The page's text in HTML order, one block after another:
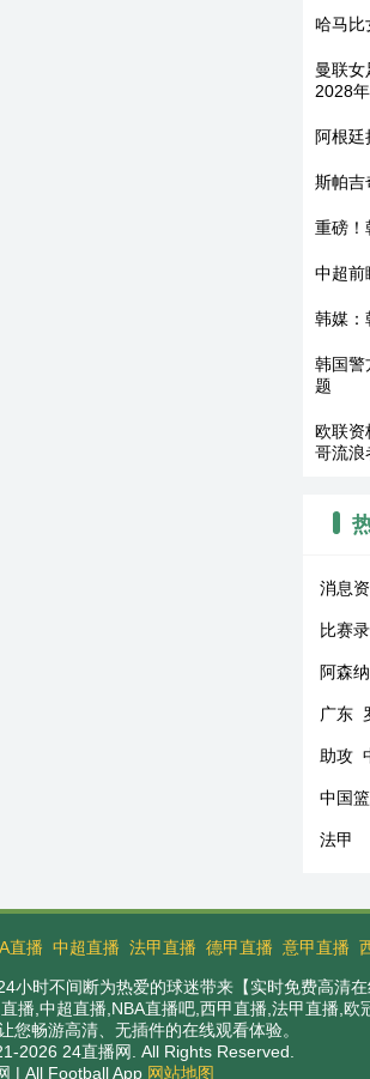
哈马比
曼联女
2028年
阿根廷
斯帕吉
重磅！
中超前
韩媒：
韩国警
题
欧联资
哥流浪
消息
比赛
阿森纳
广东
助攻
中国
法甲
直播 中超直播 法甲直播 德甲直播 意甲直播
时不间断为热爱的球迷带来【实时免费高清
,中超直播,NBA直播吧,西甲直播,法甲直播,
您畅游高清、无插件的在线观看体验。
2026 24直播网. All Rights Reserved.
| All Football App 网站地图